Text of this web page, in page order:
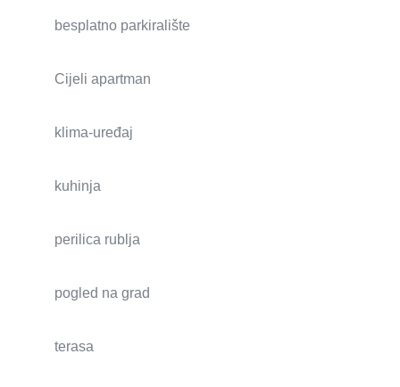
besplatno parkiralište
Cijeli apartman
klima-uređaj
kuhinja
perilica rublja
pogled na grad
terasa